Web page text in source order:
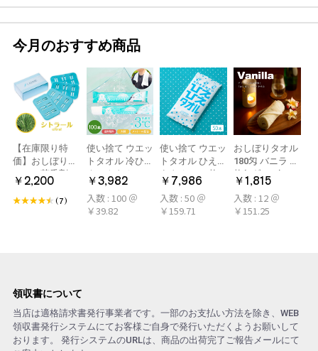
今月のおすすめ商品
【在庫限り特
価】おしぼり用
アロマ芳香剤
LARME(ラルム)
シトラール 旧デ
￥2,200
(7)
使い捨て ウエッ
トタオル 冷ひや
ネックタオル
50本×2パック
100本 冷感タオ
ル 首 個包装 日
￥3,982
入数 : 100 ＠
￥39.82
使い捨て ウエッ
トタオル ひえひ
えタオル 50枚
冷感タオル ミン
ト アロマおしぼ
り
￥7,986
入数 : 50 ＠
￥159.71
おしぼりタオル
180匁 バニラ 12
枚(1ダース)
￥1,815
入数 : 12 ＠
￥151.25
領収書について
当店は適格請求書発行事業者です。一部のお支払い方法を除き、WEB
領収書発行システムにてお客様ご自身で発行いただくようお願いして
おります。 発行システムのURLは、商品の出荷完了ご報告メールにて